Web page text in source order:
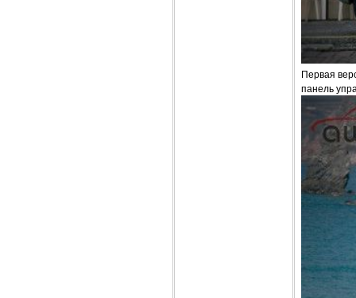
Первая
панель